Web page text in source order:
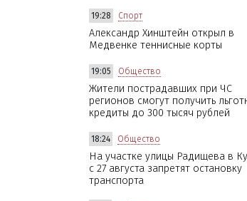
19:28 Спорт
Александр Хинштейн открыл в
Медвенке теннисные корты
19:05 Общество
Жители пострадавших при ЧС
регионов смогут получить
кредиты до 300 тысяч рублей
18:24 Общество
На участке улицы Радищева в
с 27 августа запретят остановку
транспорта